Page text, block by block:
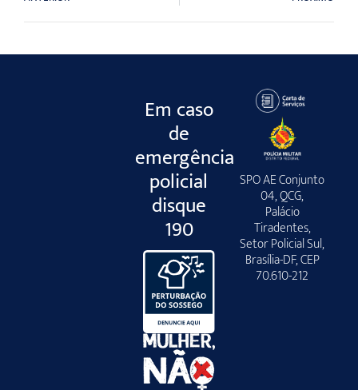
Em caso
de
emergência
policial
disque
190
SPO AE Conjunto
04, QCG,
Palácio
Tiradentes,
Setor Policial Sul,
Brasília-DF, CEP
70.610-212